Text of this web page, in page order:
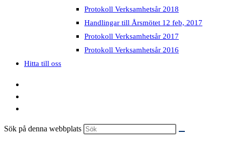
Protokoll Verksamhetsår 2018
Handlingar till Årsmötet 12 feb, 2017
Protokoll Verksamhetsår 2017
Protokoll Verksamhetsår 2016
Hitta till oss
Sök på denna webbplats